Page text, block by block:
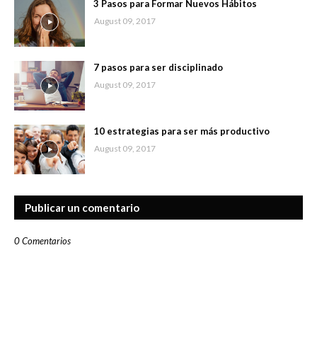
3 Pasos para Formar Nuevos Hábitos
August 09, 2017
7 pasos para ser disciplinado
August 09, 2017
10 estrategias para ser más productivo
August 09, 2017
Publicar un comentario
0 Comentarios